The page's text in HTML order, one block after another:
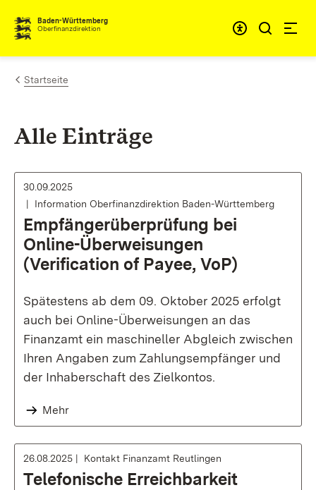
Zum Inhalt springen
Baden-Württemberg
Oberfinanzdirektion
Startseite
Alle Einträge
30.09.2025
Information Oberfinanzdirektion Baden-Württemberg
Empfängerüberprüfung bei
Online-Überweisungen
(Verification of Payee, VoP)
Spätestens ab dem 09. Oktober 2025 erfolgt
auch bei Online-Überweisungen an das
Finanzamt ein maschineller Abgleich zwischen
Ihren Angaben zum Zahlungsempfänger und
der Inhaberschaft des Zielkontos.
Mehr
26.08.2025 Kontakt Finanzamt Reutlingen
Telefonische Erreichbarkeit